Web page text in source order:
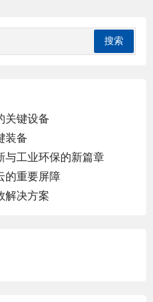
关键设备
装备
与工业环保的新篇章
的重要屏障
解决方案